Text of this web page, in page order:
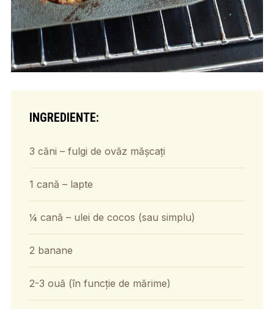
INGREDIENTE:
3 căni – fulgi de ovăz mășcați
1 cană – lapte
¼ cană – ulei de cocos (sau simplu)
2 banane
2-3 ouă (în funcție de mărime)